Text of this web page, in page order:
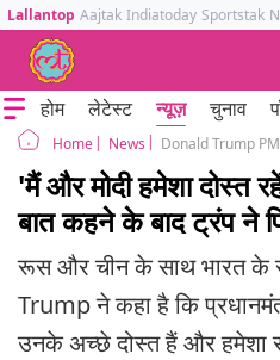
Lallantop Aajtak Indiatoday Sportstak
होम लेटेस्ट न्यूज़ चुनाव
Home News
'मैं और मोदी हमेशा दोस्त
बात कहने के बाद ट्रंप ने
रूस और चीन के साथ भारत के
Trump ने कहा है कि
उनके अच्छे दोस्त हैं और हमेशा